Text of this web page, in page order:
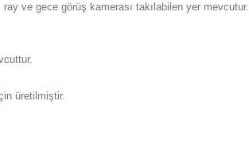
ve gece görüş kamerası takılabilen yer mevcutur.
üretilmiştir.